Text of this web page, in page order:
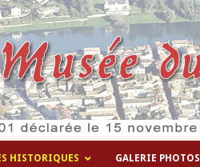
Les hôpitaux temporaires de la 1°
HISTORIQUES GALERIE PHOTOS